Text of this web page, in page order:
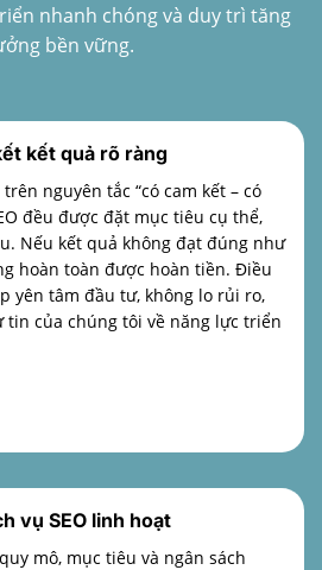
nhanh chóng và duy trì tăng
bền vững.
kết quả rõ ràng
nguyên tắc “có cam kết – có
đều được đặt mục tiêu cụ thể,
Nếu kết quả không đạt đúng như
hoàn toàn được hoàn tiền. Điều
yên tâm đầu tư, không lo rủi ro,
tin của chúng tôi về năng lực triển
vụ SEO linh hoạt
mô, mục tiêu và ngân sách